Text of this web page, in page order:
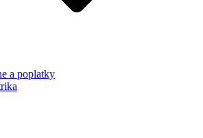
a poplatky